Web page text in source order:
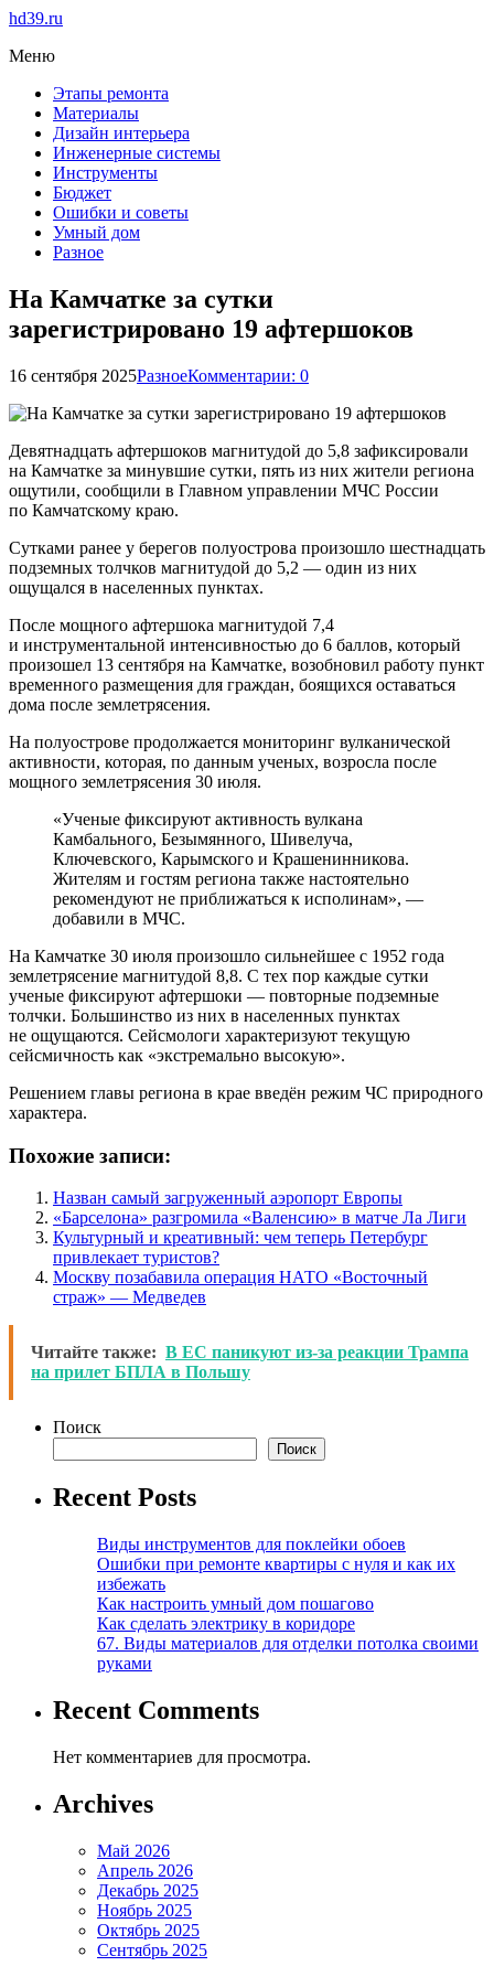
hd39.ru
Меню
Этапы ремонта
Материалы
Дизайн интерьера
Инженерные системы
Инструменты
Бюджет
Ошибки и советы
Умный дом
Разное
На Камчатке за сутки
зарегистрировано 19 афтершоков
16 сентября 2025РазноеКомментарии: 0
Девятнадцать афтершоков магнитудой до 5,8 зафиксировали
на Камчатке за минувшие сутки, пять из них жители региона
ощутили, сообщили в Главном управлении МЧС России
по Камчатскому краю.
Сутками ранее у берегов полуострова произошло шестнадцать
подземных толчков магнитудой до 5,2 — один из них
ощущался в населенных пунктах.
После мощного афтершока магнитудой 7,4
и инструментальной интенсивностью до 6 баллов, который
произошел 13 сентября на Камчатке, возобновил работу пункт
временного размещения для граждан, боящихся оставаться
дома после землетрясения.
На полуострове продолжается мониторинг вулканической
активности, которая, по данным ученых, возросла после
мощного землетрясения 30 июля.
«Ученые фиксируют активность вулкана
Камбального, Безымянного, Шивелуча,
Ключевского, Карымского и Крашенинникова.
Жителям и гостям региона также настоятельно
рекомендуют не приближаться к исполинам», —
добавили в МЧС.
На Камчатке 30 июля произошло сильнейшее с 1952 года
землетрясение магнитудой 8,8. С тех пор каждые сутки
ученые фиксируют афтершоки — повторные подземные
толчки. Большинство из них в населенных пунктах
не ощущаются. Сейсмологи характеризуют текущую
сейсмичность как «экстремально высокую».
Решением главы региона в крае введён режим ЧС природного
характера.
Похожие записи:
Назван самый загруженный аэропорт Европы
«Барселона» разгромила «Валенсию» в матче Ла Лиги
Культурный и креативный: чем теперь Петербург
привлекает туристов?
Москву позабавила операция НАТО «Восточный
страж» — Медведев
Читайте также: В ЕС паникуют из-за реакции Трампа
на прилет БПЛА в Польшу
Поиск
Поиск
Recent Posts
Виды инструментов для поклейки обоев
Ошибки при ремонте квартиры с нуля и как их
избежать
Как настроить умный дом пошагово
Как сделать электрику в коридоре
67. Виды материалов для отделки потолка своими
руками
Recent Comments
Нет комментариев для просмотра.
Archives
Май 2026
Апрель 2026
Декабрь 2025
Ноябрь 2025
Октябрь 2025
Сентябрь 2025